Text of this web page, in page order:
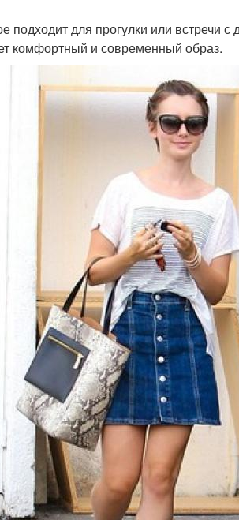
подходит для прогулки или встречи
комфортный и современный образ.